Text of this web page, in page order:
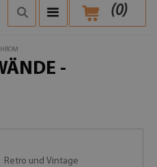
(0)
-
Retro und Vintage